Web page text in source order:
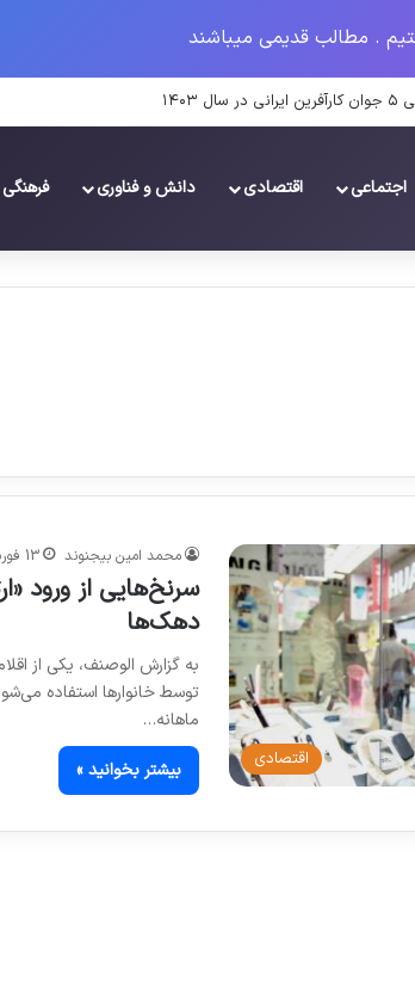
. مطالب قدیمی میباشند
۱۴۰۳
اجتماعی اقتصادی دانش و فناوری فرهنگی
اقتصادی
محمد امین بیجنوند 13 فوریه 2024
سرنخ‌هایی از ورود
دهک‌ها
به گزارش الوصنف، یکی از
توسط خانوارها استفاده
ماهانه…
بیشتر بخوانید »